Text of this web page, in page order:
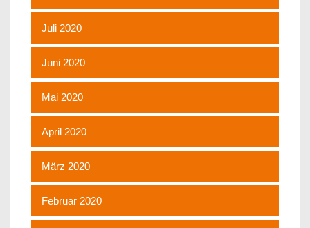
Juli 2020
Juni 2020
Mai 2020
April 2020
März 2020
Februar 2020